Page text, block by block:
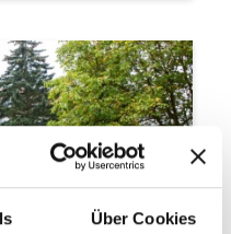
Über Cookies